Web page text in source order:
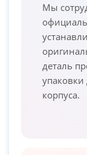
Мы
деталь
упаковки
корпуса.